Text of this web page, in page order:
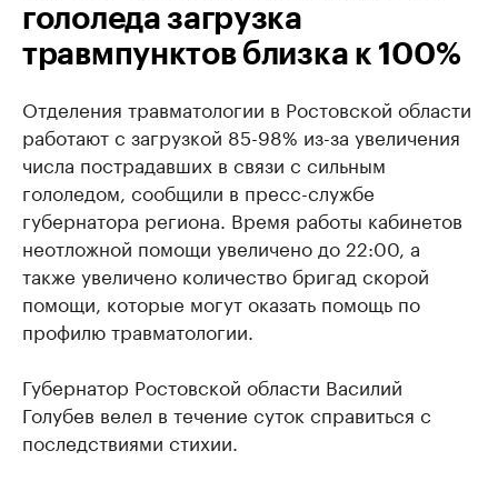
гололеда загрузка
травмпунктов близка к 100%
Отделения травматологии в Ростовской области
работают с загрузкой 85-98% из-за увеличения
числа пострадавших в связи с сильным
гололедом, сообщили в пресс-службе
губернатора региона. Время работы кабинетов
неотложной помощи увеличено до 22:00, а
также увеличено количество бригад скорой
помощи, которые могут оказать помощь по
профилю травматологии.
Губернатор Ростовской области Василий
Голубев велел в течение суток справиться с
последствиями стихии.